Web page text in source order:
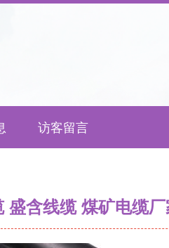
访客留言
盛含线缆 煤矿电缆